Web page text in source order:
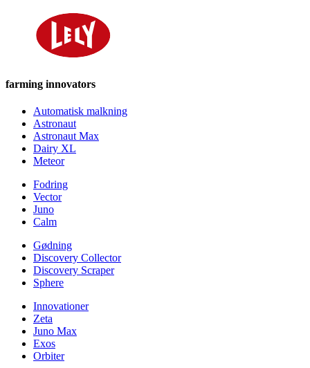
farming innovators
Automatisk malkning
Astronaut
Astronaut Max
Dairy XL
Meteor
Fodring
Vector
Juno
Calm
Gødning
Discovery Collector
Discovery Scraper
Sphere
Innovationer
Zeta
Juno Max
Exos
Orbiter